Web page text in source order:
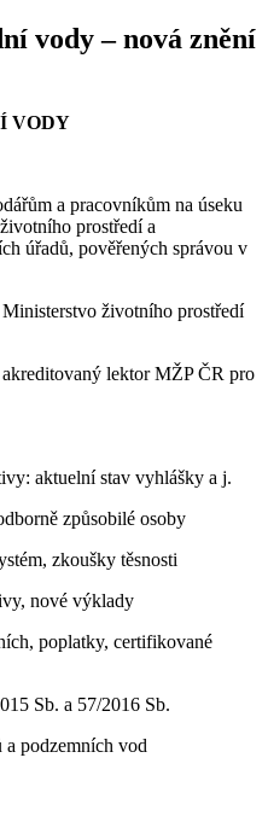
vody – nová znění
VODY
a pracovníkům na úseku
prostředí a
úřadů, pověřených správou v
životního prostředí
lektor MŽP ČR pro
aktuelní stav vyhlášky a j.
způsobilé osoby
zkoušky těsnosti
nové výklady
poplatky, certifikované
Sb. a 57/2016 Sb.
podzemních vod